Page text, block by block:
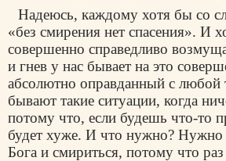
Надеюсь, каждому хотя бы со
«без смирения нет спасения». И
совершенно справедливо
и гнев у нас бывает на это
абсолютно оправданный с любой
бывают такие ситуации, когда
потому что, если будешь что-то
будет хуже. И что нужно? Нужно
Бога и смириться, потому что раз